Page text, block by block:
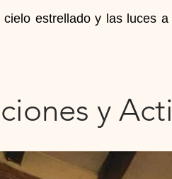
estrellado y las luces
y